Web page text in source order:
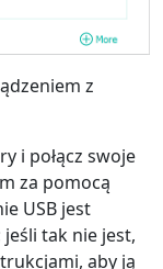
z
i połącz swoje
za pomocą
USB jest
tak nie jest,
aby ją